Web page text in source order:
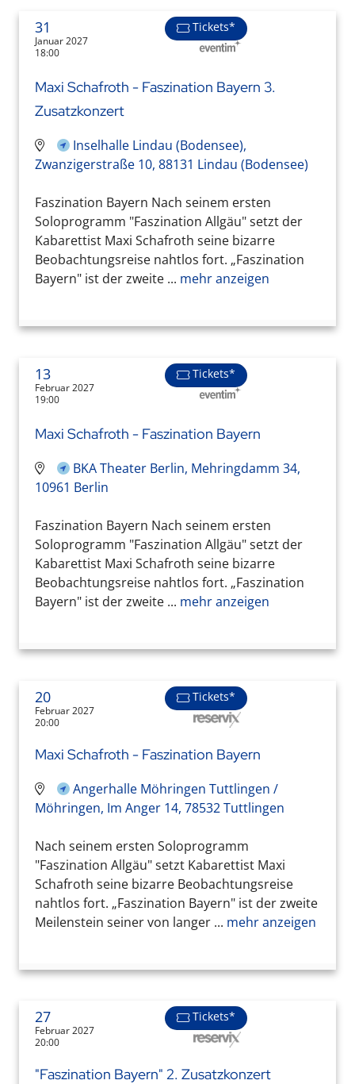
31
Januar 2027
18:00
Tickets*
Maxi Schafroth - Faszination Bayern 3.
Zusatzkonzert
Inselhalle Lindau (Bodensee),
Zwanzigerstraße 10, 88131 Lindau (Bodensee)
Faszination Bayern Nach seinem ersten
Soloprogramm "Faszination Allgäu" setzt der
Kabarettist Maxi Schafroth seine bizarre
Beobachtungsreise nahtlos fort. „Faszination
Bayern" ist der zweite ... mehr anzeigen
13
Februar 2027
19:00
Tickets*
Maxi Schafroth - Faszination Bayern
BKA Theater Berlin, Mehringdamm 34,
10961 Berlin
Faszination Bayern Nach seinem ersten
Soloprogramm "Faszination Allgäu" setzt der
Kabarettist Maxi Schafroth seine bizarre
Beobachtungsreise nahtlos fort. „Faszination
Bayern" ist der zweite ... mehr anzeigen
20
Februar 2027
20:00
Tickets*
Maxi Schafroth - Faszination Bayern
Angerhalle Möhringen Tuttlingen /
Möhringen, Im Anger 14, 78532 Tuttlingen
Nach seinem ersten Soloprogramm
"Faszination Allgäu" setzt Kabarettist Maxi
Schafroth seine bizarre Beobachtungsreise
nahtlos fort. „Faszination Bayern" ist der zweite
Meilenstein seiner von langer ... mehr anzeigen
27
Februar 2027
20:00
Tickets*
"Faszination Bayern" 2. Zusatzkonzert